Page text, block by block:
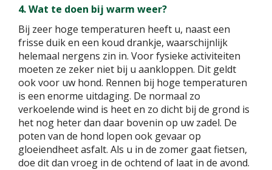
4. Wat te doen bij warm weer?
Bij zeer hoge temperaturen heeft u, naast een
frisse duik en een koud drankje, waarschijnlijk
helemaal nergens zin in. Voor fysieke activiteiten
moeten ze zeker niet bij u aankloppen. Dit geldt
ook voor uw hond. Rennen bij hoge temperaturen
is een enorme uitdaging. De normaal zo
verkoelende wind is heet en zo dicht bij de grond is
het nog heter dan daar bovenin op uw zadel. De
poten van de hond lopen ook gevaar op
gloeiendheet asfalt. Als u in de zomer gaat fietsen,
doe dit dan vroeg in de ochtend of laat in de avond.